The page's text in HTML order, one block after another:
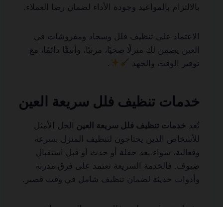
بالالتزام بالمواعيد وجودة الأداء لضمان رضا العملاء.
الاعتماد على تنظيف فلل وسجاد ومفروشات في
العين يضمن لك منزلًا صحيًا، مرتبًا، وأنيقًا دائمًا، مع
توفير الوقت والجهد
.
خدمات تنظيف فلل سريعة العين
تُعد خدمات تنظيف فلل سريعة العين الحل الأمثل
للأشخاص الذين يحتاجون لتنظيف المنزل بسرعة
وفعالية، سواء بعد حفلة أو حدث أو قبل استقبال
ضيوف. فالخدمة السريعة تعتمد على فرق مدربة
وأدوات حديثة لضمان تنظيف شامل في وقت قصير.